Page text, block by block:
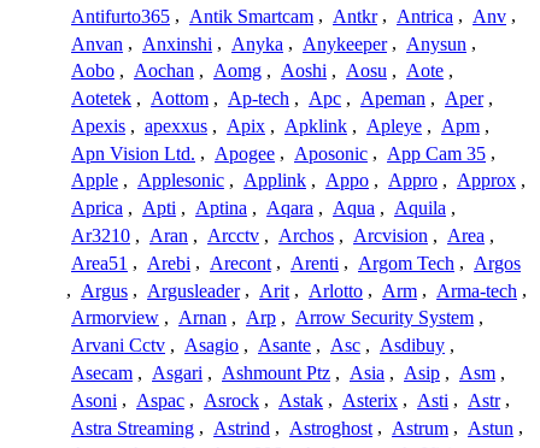
Antifurto365 , Antik Smartcam , Antkr , Antrica , Anv ,
Anvan , Anxinshi , Anyka , Anykeeper , Anysun ,
Aobo , Aochan , Aomg , Aoshi , Aosu , Aote ,
Aotetek , Aottom , Ap-tech , Apc , Apeman , Aper ,
Apexis , apexxus , Apix , Apklink , Apleye , Apm ,
Apn Vision Ltd. , Apogee , Aposonic , App Cam 35 ,
Apple , Applesonic , Applink , Appo , Appro , Approx ,
Aprica , Apti , Aptina , Aqara , Aqua , Aquila ,
Ar3210 , Aran , Arcctv , Archos , Arcvision , Area ,
Area51 , Arebi , Arecont , Arenti , Argom Tech , Argos
, Argus , Argusleader , Arit , Arlotto , Arm , Arma-tech ,
Armorview , Arnan , Arp , Arrow Security System ,
Arvani Cctv , Asagio , Asante , Asc , Asdibuy ,
Asecam , Asgari , Ashmount Ptz , Asia , Asip , Asm ,
Asoni , Aspac , Asrock , Astak , Asterix , Asti , Astr ,
Astra Streaming , Astrind , Astroghost , Astrum , Astun ,